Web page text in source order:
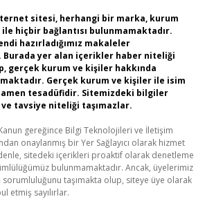
sitesi, herhangi bir marka, kurum
hiçbir bağlantısı bulunmamaktadır.
hazırladığımız makaleler
Burada yer alan içerikler haber niteliği
gerçek kurum ve kişiler hakkında
Gerçek kurum ve kişiler ile isim
tesadüfidir. Sitemizdeki bilgiler
tavsiye niteliği taşımazlar.
Kanun gereğince Bilgi Teknolojileri ve İletişim
onaylanmış bir Yer Sağlayıcı olarak hizmet
sitedeki içerikleri proaktif olarak denetleme
bulunmamaktadır. Ancak, üyelerimiz
sorumluluğunu taşımakta olup, siteye üye olarak
etmiş sayılırlar.